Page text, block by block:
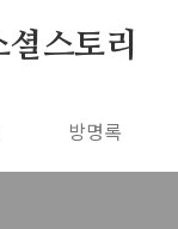
셜스토리
방명록